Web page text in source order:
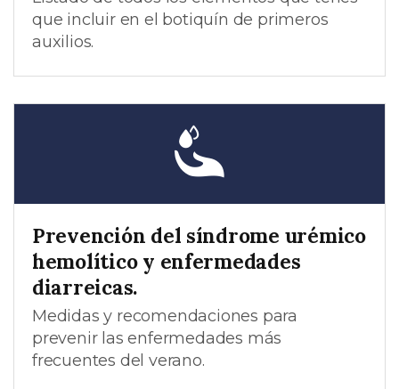
que incluir en el botiquín de primeros
auxilios.
Prevención del síndrome urémico
hemolítico y enfermedades
diarreicas.
Medidas y recomendaciones para
prevenir las enfermedades más
frecuentes del verano.